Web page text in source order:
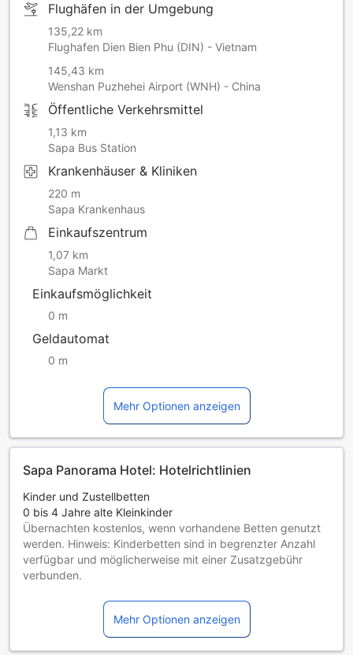
Flughäfen in der Umgebung
135,22 km
Flughafen Dien Bien Phu (DIN) - Vietnam
145,43 km
Wenshan Puzhehei Airport (WNH) - China
Öffentliche Verkehrsmittel
1,13 km
Sapa Bus Station
Krankenhäuser & Kliniken
220 m
Sapa Krankenhaus
Einkaufszentrum
1,07 km
Sapa Markt
Einkaufsmöglichkeit
0 m
Geldautomat
0 m
Mehr Optionen anzeigen
Sapa Panorama Hotel: Hotelrichtlinien
Kinder und Zustellbetten
0 bis 4 Jahre alte Kleinkinder
Übernachten kostenlos, wenn vorhandene Betten genutzt
werden. Hinweis: Kinderbetten sind in begrenzter Anzahl
verfügbar und möglicherweise mit einer Zusatzgebühr
verbunden.
Übernachtung gratis, wenn das Kind ein vorhandenes Bett
Gäste ab 7 Jahren gelten als Erwachsene
Mehr Optionen anzeigen